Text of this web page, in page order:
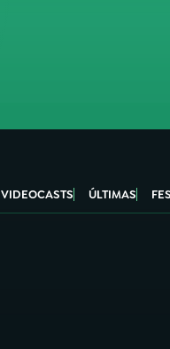
VIDEOCASTS ÚLTIMAS